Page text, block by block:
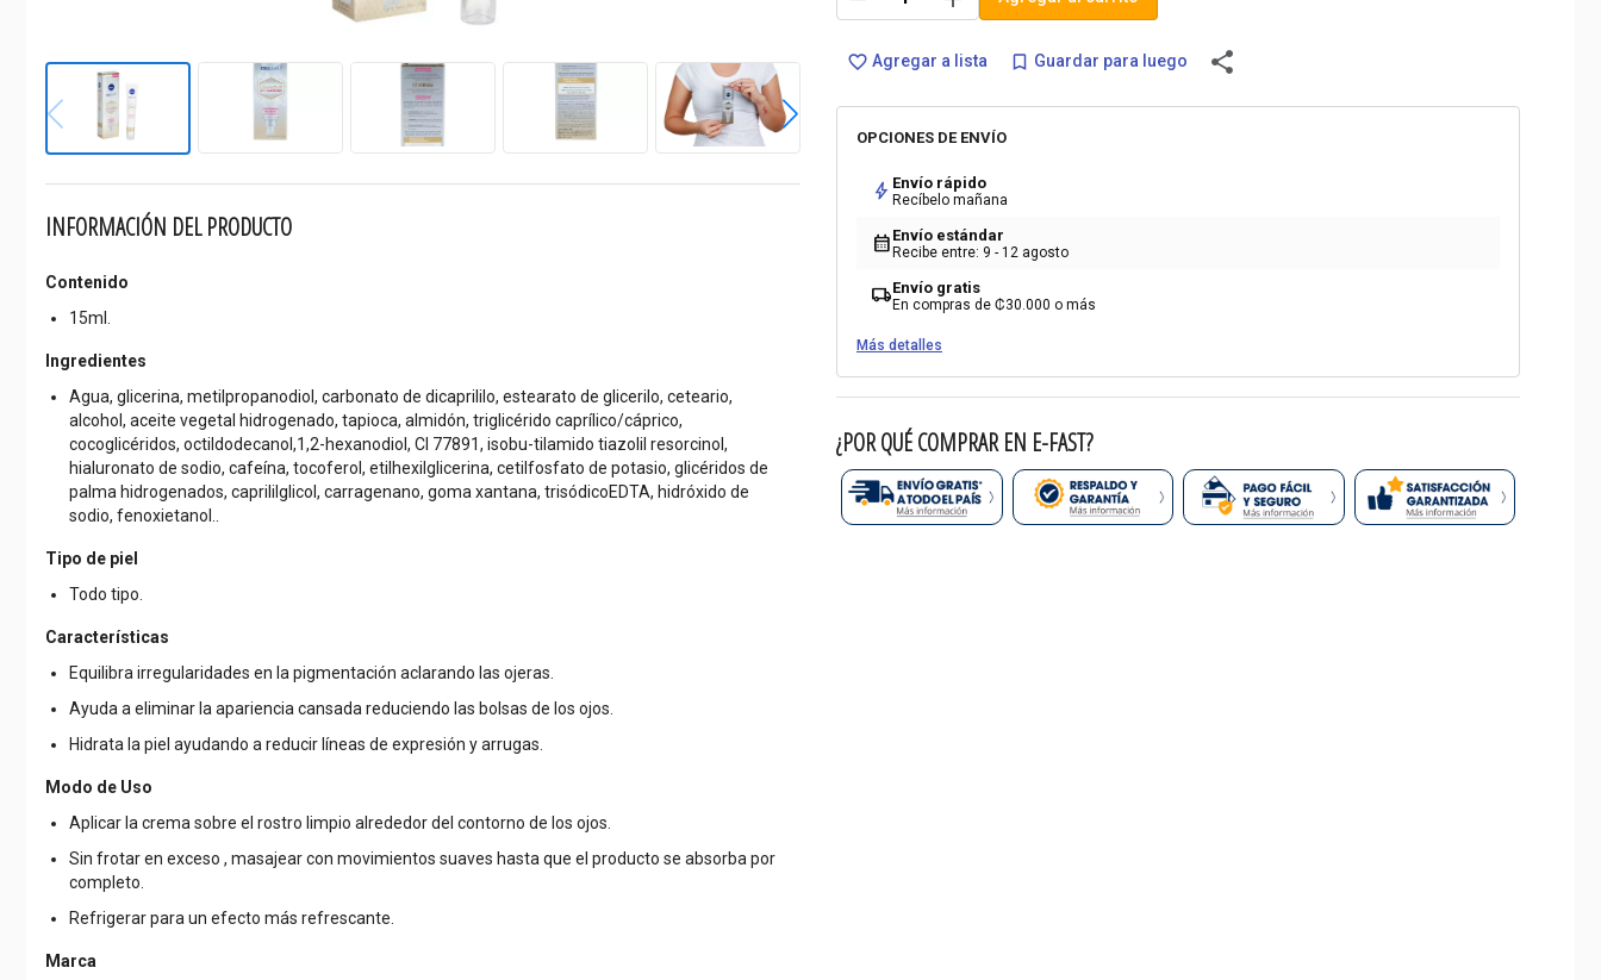
INFORMACIÓN DEL PRODUCTO
Contenido
15ml.
Ingredientes
Agua, glicerina, metilpropanodiol, carbonato de dicaprililo, estearato de glicerilo, ceteario,
alcohol, aceite vegetal hidrogenado, tapioca, almidón, triglicérido caprílico/cáprico,
cocoglicéridos, octildodecanol,1,2-hexanodiol, Cl 77891, isobu-tilamido tiazolil resorcinol,
hialuronato de sodio, cafeína, tocoferol, etilhexilglicerina, cetilfosfato de potasio, glicéridos de
palma hidrogenados, caprililglicol, carragenano, goma xantana, trisódicoEDTA, hidróxido de
sodio, fenoxietanol..
Tipo de piel
Todo tipo.
Características
Equilibra irregularidades en la pigmentación aclarando las ojeras.
Ayuda a eliminar la apariencia cansada reduciendo las bolsas de los ojos.
Hidrata la piel ayudando a reducir líneas de expresión y arrugas.
Modo de Uso
Aplicar la crema sobre el rostro limpio alrededor del contorno de los ojos.
Sin frotar en exceso , masajear con movimientos suaves hasta que el producto se absorba por
completo.
Refrigerar para un efecto más refrescante.
Marca
favorite_border Agregar a lista bookmark_border Guardar para luego share
OPCIONES DE ENVÍO
bolt Envío rápido
Recíbelo mañana
calendar_month Envío estándar
Recibe entre: 9 - 12 agosto
local_shippingEnvío gratis
En compras de ₡30.000 o más
Más detalles
¿POR QUÉ COMPRAR EN E-FAST?